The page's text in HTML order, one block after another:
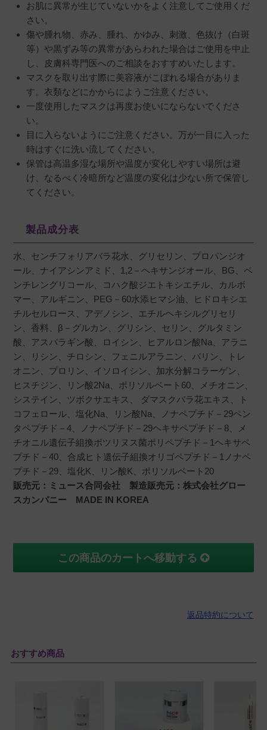
お肌に異常が生じていないかをよく注意してご使用くだ
さい。
傷や腫れ物、赤み、腫れ、かゆみ、刺激、色抜け（白斑
等）や黒ずみ等の異常があらわれた場合はご使用を中止
し、皮膚科専門医へのご相談をおすすめいたします。
マスクを取り出す際に美容液がこぼれる場合がありま
す。衣類などにかからにようご注意ください。
一度使用したマスクは再度お使いにならないでくださ
い。
目に入らないようにご注意ください。万が一目に入った
時はすぐに洗い流してください。
保管は高温多湿な場所や温度が変化しやすい場所は避
け、なるべく冷暗所など温度の変化は少ない所で保管し
てください。
製品成分表
水、センチフォリアバラ花水、グリセリン、プロパンジオ
ール、ナイアシンアミド、1,2－ヘキサンジオール、BG、ペ
ンチレングリコール、コハク酸ジエトキシエチル、カルボ
マー、アルギニン、PEG－60水添ヒマシ油、ヒドロキシエ
チルセルロース、アデノシン、エチルヘキシルグリセリ
ン、香料、β－グルカン、グリシン、セリン、グルタミン
酸、アスパラギン酸、ロイシン、ヒアルロン酸Na、アラニ
ン、リシン、チロシン、フェニルアラニン、バリン、トレ
オニン、プロリン、イソロイシン、加水分解コラーゲン、
ヒスチジン、リン酸2Na、ポリソルベート60、メチオニン、
システイン、ツボクサエキス、 ダマスクバラ花エキス、ト
コフェロール、塩化Na、リン酸Na、ノナペプチド－29ペン
タペプチド－4、ノナペプチド－29ヘキサペプチド－8、メ
チオニル遺伝子組換ボツリヌス菌ポリペプチド－1ヘキサペ
プチド－40、合成ヒト遺伝子組換オリゴペプチド－1ノナペ
プチド－29、塩化K、リン酸K、ポリソルベート20
販売元：ミュース合同会社 製造販売元：株式会社グロー
スカンパニー MADE IN KOREA
この商品のカートへ移動する
返品特約について
おすすめ商品